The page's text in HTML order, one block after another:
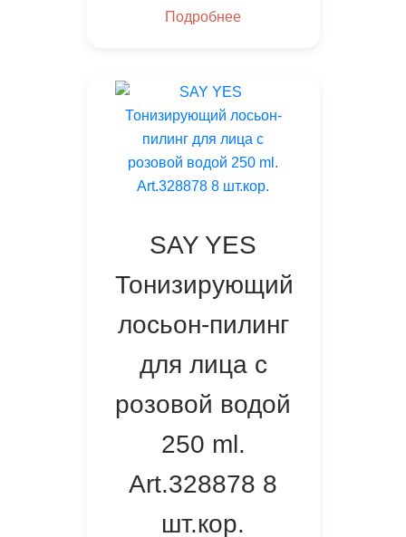
Подробнее
SAY YES
Тонизирующий
лосьон-пилинг
для лица с
розовой водой
250 ml.
Art.328878 8
шт.кор.